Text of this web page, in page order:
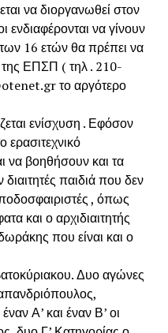
να διοργανωθεί στον
ενδιαφέρονται να γίνουν
των 16 ετών θα πρέπει να
ΕΠΣΠ ( τηλ . 210-
το αργότερο
ενίσχυση . Εφόσον
ερασιτεχνικό
να βοηθήσουν και τα
παιδιά που δεν
, όπως
και ο αρχιδιαιτητής
που είναι και ο
Δυο αγώνες
Α’ και έναν Β’ οι